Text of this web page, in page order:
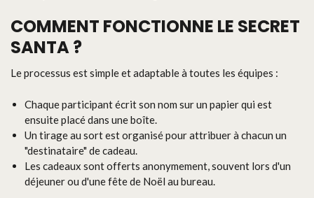
COMMENT FONCTIONNE LE SECRET
SANTA ?
Le processus est simple et adaptable à toutes les équipes :
Chaque participant écrit son nom sur un papier qui est
ensuite placé dans une boîte.
Un tirage au sort est organisé pour attribuer à chacun un
"destinataire" de cadeau.
Les cadeaux sont offerts anonymement, souvent lors d'un
déjeuner ou d'une fête de Noël au bureau.